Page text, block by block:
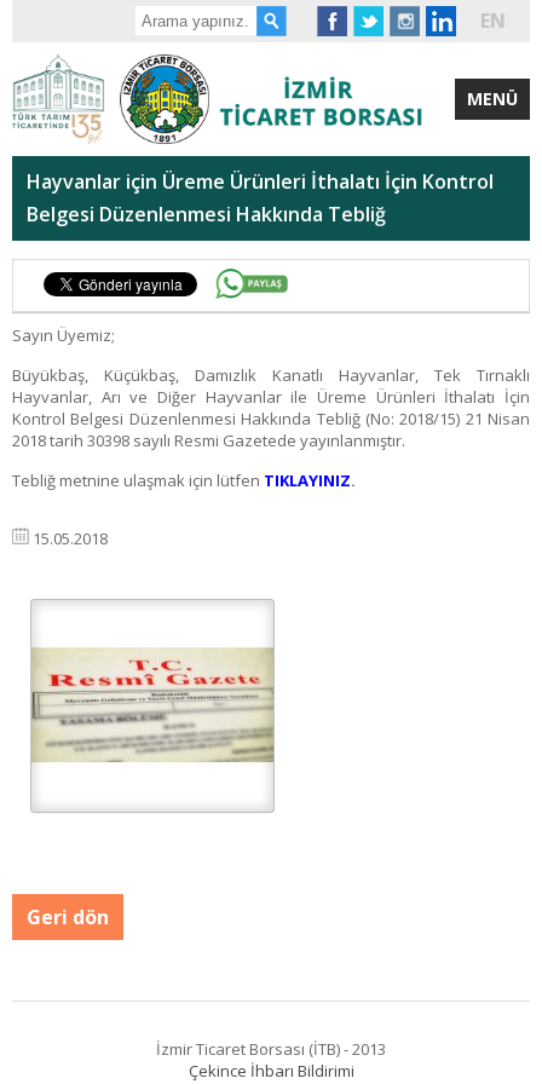
EN
MENÜ
Hayvanlar için Üreme Ürünleri İthalatı İçin Kontrol
Belgesi Düzenlenmesi Hakkında Tebliğ
Sayın Üyemiz;
Büyükbaş, Küçükbaş, Damızlık Kanatlı Hayvanlar, Tek Tırnaklı
Hayvanlar, Arı ve Diğer Hayvanlar ile Üreme Ürünleri İthalatı İçin
Kontrol Belgesi Düzenlenmesi Hakkında Tebliğ (No: 2018/15) 21 Nisan
2018 tarih 30398 sayılı Resmi Gazetede yayınlanmıştır.
Tebliğ metnine ulaşmak için lütfen TIKLAYINIZ.
15.05.2018
Geri dön
İzmir Ticaret Borsası (İTB) - 2013
Çekince İhbarı Bildirimi